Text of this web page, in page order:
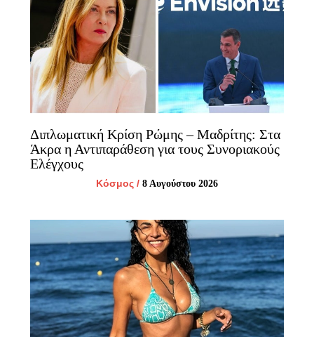
Διπλωματική Κρίση Ρώμης – Μαδρίτης: Στα
Άκρα η Αντιπαράθεση για τους Συνοριακούς
Ελέγχους
Κόσμος / 8 Αυγούστου 2026